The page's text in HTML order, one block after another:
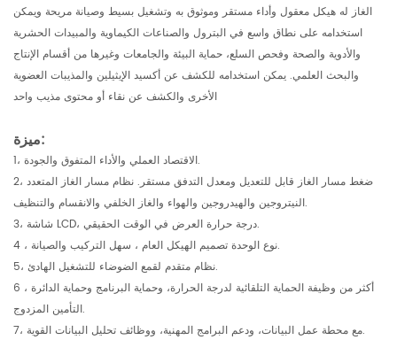
الغاز له هيكل معقول وأداء مستقر وموثوق به وتشغيل بسيط وصيانة مريحة ويمكن
استخدامه على نطاق واسع في البترول والصناعات الكيماوية والمبيدات الحشرية
والأدوية والصحة وفحص السلع، حماية البيئة والجامعات وغيرها من أقسام الإنتاج
والبحث العلمي. يمكن استخدامه للكشف عن أكسيد الإيثيلين والمذيبات العضوية
الأخرى والكشف عن نقاء أو محتوى مذيب واحد
ميزة:
1، الاقتصاد العملي والأداء المتفوق والجودة.
2، ضغط مسار الغاز قابل للتعديل ومعدل التدفق مستقر. نظام مسار الغاز المتعدد
النيتروجين والهيدروجين والهواء والغاز الخلفي والانقسام والتنظيف.
3، شاشة LCD، درجة حرارة العرض في الوقت الحقيقي.
4 ، نوع الوحدة تصميم الهيكل العام ، سهل التركيب والصيانة.
5، نظام متقدم لقمع الضوضاء للتشغيل الهادئ.
6 ، أكثر من وظيفة الحماية التلقائية لدرجة الحرارة، وحماية البرنامج وحماية الدائرة
التأمين المزدوج.
7، مع محطة عمل البيانات، ودعم البرامج المهنية، ووظائف تحليل البيانات القوية.